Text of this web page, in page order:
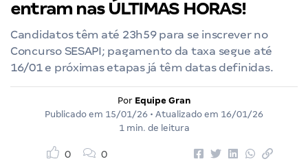
entram nas ÚLTIMAS HORAS!
Candidatos têm até 23h59 para se inscrever no
Concurso SESAPI; pagamento da taxa segue até
16/01 e próximas etapas já têm datas definidas.
Por Equipe Gran
Publicado em 15/01/26 • Atualizado em 16/01/26
1 min. de leitura
0 0